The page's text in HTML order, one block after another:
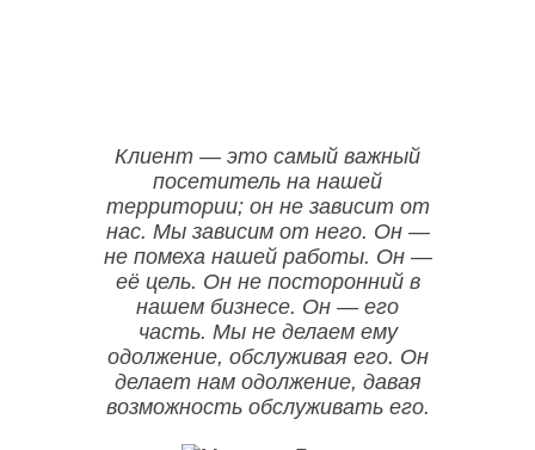
Клиент — это самый важный
посетитель на нашей
территории; он не зависит от
нас. Мы зависим от него. Он —
не помеха нашей работы. Он —
её цель. Он не посторонний в
нашем бизнесе. Он — его
часть. Мы не делаем ему
одолжение, обслуживая его. Он
делает нам одолжение, давая
возможность обслуживать его.